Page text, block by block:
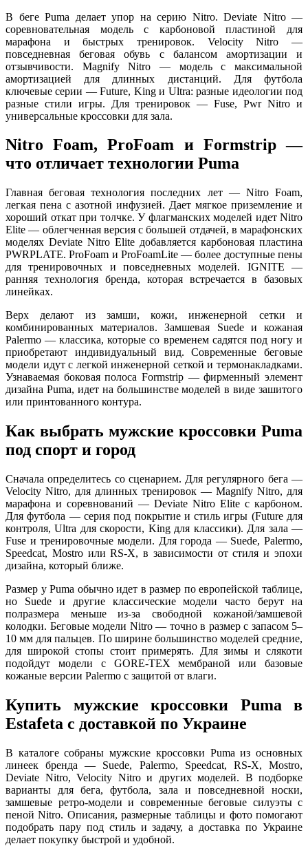
В беге Puma делает упор на серию Nitro. Deviate Nitro —
соревновательная модель с карбоновой пластиной для
марафона и быстрых тренировок. Velocity Nitro —
повседневная беговая обувь с балансом амортизации и
отзывчивости. Magnify Nitro — модель с максимальной
амортизацией для длинных дистанций. Для футбола
ключевые серии — Future, King и Ultra: разные идеологии под
разные стили игры. Для тренировок — Fuse, Pwr Nitro и
универсальные кроссовки для зала.
Nitro Foam, ProFoam и Formstrip —
что отличает технологии Puma
Главная беговая технология последних лет — Nitro Foam,
легкая пена с азотной инфузией. Дает мягкое приземление и
хороший откат при толчке. У флагманских моделей идет Nitro
Elite — облегченная версия с большей отдачей, в марафонских
моделях Deviate Nitro Elite добавляется карбоновая пластина
PWRPLATE. ProFoam и ProFoamLite — более доступные пены
для тренировочных и повседневных моделей. IGNITE —
ранняя технология бренда, которая встречается в базовых
линейках.
Верх делают из замши, кожи, инженерной сетки и
комбинированных материалов. Замшевая Suede и кожаная
Palermo — классика, которые со временем садятся под ногу и
приобретают индивидуальный вид. Современные беговые
модели идут с легкой инженерной сеткой и термонакладками.
Узнаваемая боковая полоса Formstrip — фирменный элемент
дизайна Puma, идет на большинстве моделей в виде зашитого
или принтованного контура.
Как выбрать мужские кроссовки Puma
под спорт и город
Сначала определитесь со сценарием. Для регулярного бега —
Velocity Nitro, для длинных тренировок — Magnify Nitro, для
марафона и соревнований — Deviate Nitro Elite с карбоном.
Для футбола — серия под покрытие и стиль игры (Future для
контроля, Ultra для скорости, King для классики). Для зала —
Fuse и тренировочные модели. Для города — Suede, Palermo,
Speedcat, Mostro или RS-X, в зависимости от стиля и эпохи
дизайна, который ближе.
Размер у Puma обычно идет в размер по европейской таблице,
но Suede и другие классические модели часто берут на
полразмера меньше из-за свободной кожаной/замшевой
колодки. Беговые модели Nitro — точно в размер с запасом 5–
10 мм для пальцев. По ширине большинство моделей средние,
для широкой стопы стоит примерять. Для зимы и слякоти
подойдут модели с GORE-TEX мембраной или базовые
кожаные версии Palermo с защитой от влаги.
Купить мужские кроссовки Puma в
Estafeta с доставкой по Украине
В каталоге собраны мужские кроссовки Puma из основных
линеек бренда — Suede, Palermo, Speedcat, RS-X, Mostro,
Deviate Nitro, Velocity Nitro и других моделей. В подборке
варианты для бега, футбола, зала и повседневной носки,
замшевые ретро-модели и современные беговые силуэты с
пеной Nitro. Описания, размерные таблицы и фото помогают
подобрать пару под стиль и задачу, а доставка по Украине
делает покупку быстрой и удобной.